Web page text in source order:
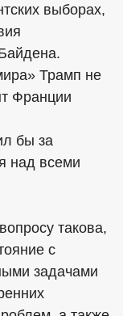
выборах,
Трамп не
Франции
бы за
над всеми
такова,
с
задачами